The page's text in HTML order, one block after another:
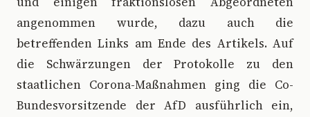
angenommen wurde, dazu auch die
betreffenden Links am Ende des Artikels. Auf
die Schwärzungen der Protokolle zu den
staatlichen Corona-Maßnahmen ging die Co-
Bundesvorsitzende der AfD ausführlich ein,